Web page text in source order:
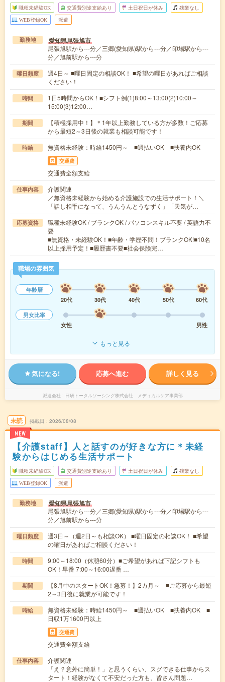
職種未経験OK 交通費別途支給あり 土日祝日が休み 残業なし
WEB登録OK 派遣
勤務地 愛知県尾張旭市
尾張旭駅から---分／三郷(愛知県)駅から---分／印場駅から---
分／旭前駅から---分
曜日頻度
週4日～ ■曜日固定の相談OK！ ■希望の曜日があればご相談
ください！
時間
1日5時間からOK！■シフト例(1)8:00～13:00(2)10:00～
15:00(3)12:00…
期間
【積極採用中！】＊1年以上勤務している方が多数！ご応募
から最短2～3日後の就業も相談可能です！
時給 無資格未経験：時給1450円～ ■週払いOK ■扶養内OK
交通費
交通費全額支給
仕事内容
介護関連
／無資格未経験から始める介護施設での生活サポート！＼
「話し相手になって、うんうんとうなずく」「天気が…
応募資格
職種未経験OK / ブランクOK / パソコンスキル不要 / 英語力不
要
■無資格・未経験OK！■年齢・学歴不問！ブランクOK!■10名
以上採用予定！■履歴書不要■社会保険完…
職場の雰囲気
年齢層
20代
30代 40代 50代
60代
男女比率
女性
男性
もっと見る
気になる! 応募へ進む 詳しく見る
派遣会社 日研トータルソーシング株式会社 メディカルケア事業部
未読
NEW
掲載日 2026/08/08
【介護staff】人と話すのが好きな方に＊未経
験からはじめる生活サポート
職種未経験OK 交通費別途支給あり 土日祝日が休み 残業なし
WEB登録OK 派遣
勤務地 愛知県尾張旭市
尾張旭駅から---分／三郷(愛知県)駅から---分／印場駅から---
分／旭前駅から---分
曜日頻度
週3日～（週2日～も相談OK） ■曜日固定の相談OK！ ■希望
の曜日があればご相談ください！
時間
9:00～18:00（休憩60分）■ご希望があれば下記シフトも
OK！早番 7:00～16:00遅番 …
期間
【8月中のスタートOK！急募！】2カ月～ ■ご応募から最短
2～3日後に就業が可能です！
時給
無資格未経験：時給1450円～ ■週払いOK ■扶養内OK ■
日収1万1600円以上
交通費
交通費全額支給
仕事内容
介護関連
「え？意外に簡単！」と思うくらい、スグできる仕事からス
タート！経験がなくて不安だった方も、皆さん問題…